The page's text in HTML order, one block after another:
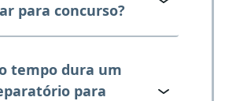
para concurso?
tempo dura um
para